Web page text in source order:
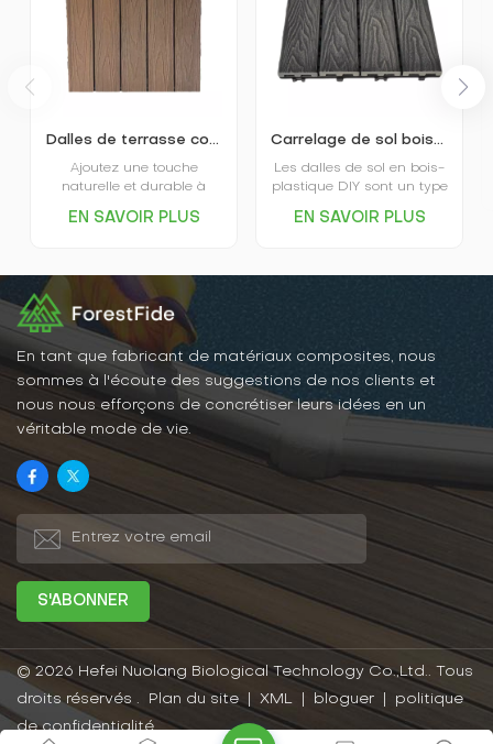
Dalles de terrasse composites bois-plastique DIY 500x500 mm les plus vendues
Ajoutez une touche
naturelle et durable à
avec un parquet en
jeu d'enfant ! Aucun outil
professionnel n'est requis.
Vous pouvez facilement
l'assembler vous-même et
créer l'aménagement
extérieur de vos rêves.
EN SAVOIR PLUS
Carrelage de sol bois-plastique écologique imperméable extérieur
Les dalles de sol en bois-
plastique DIY sont un type
simplifié et rapide à
simplement. Si les
coutures du sol se sont
infiltrées dans les débris, il
vous suffit de soulever
bois-plastique ont de
bonnes caractéristiques
d'étanchéité, anticorrosion,
écologiques et de
protection de
l'environnement et
peuvent être utilisés en
toute confiance.
EN SAVOIR PLUS
En tant que fabricant de matériaux composites, nous
sommes à l'écoute des suggestions de nos clients et
nous nous efforçons de concrétiser leurs idées en un
véritable mode de vie.
© 2026 Hefei Nuolang Biological Technology Co.,Ltd.. Tous
droits réservés .
Plan du site XML bloguer
politique
de confidentialité